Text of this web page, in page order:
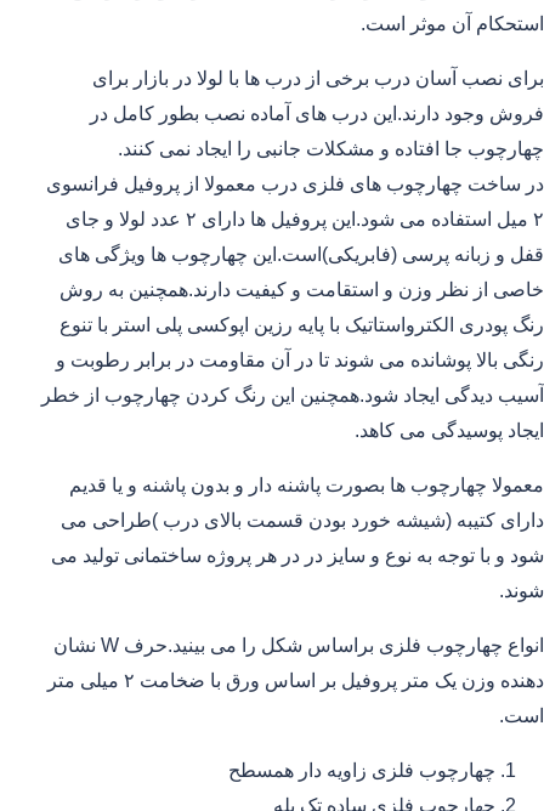
استحکام آن موثر است.
برای نصب آسان درب برخی از درب ها با لولا در بازار برای
فروش وجود دارند.این درب های آماده نصب بطور کامل در
چهارچوب جا افتاده و مشکلات جانبی را ایجاد نمی کنند.
در ساخت چهارچوب های فلزی درب معمولا از پروفیل فرانسوی
۲ میل استفاده می شود.این پروفیل ها دارای ۲ عدد لولا و جای
قفل و زبانه پرسی (فابریکی)است.این چهارچوب ها ویژگی های
خاصی از نظر وزن و استقامت و کیفیت دارند.همچنین به روش
رنگ پودری الکترواستاتیک با پایه رزین اپوکسی پلی استر با تنوع
رنگی بالا پوشانده می شوند تا در آن مقاومت در برابر رطوبت و
آسیب دیدگی ایجاد شود.همچنین این رنگ کردن چهارچوب از خطر
ایجاد پوسیدگی می کاهد.
معمولا چهارچوب ها بصورت پاشنه دار و بدون پاشنه و یا قدیم
دارای کتیبه (شیشه خورد بودن قسمت بالای درب )طراحی می
شود و با توجه به نوع و سایز در در هر پروژه ساختمانی تولید می
شوند.
انواع چهارچوب فلزی براساس شکل را می بینید.حرف W نشان
دهنده وزن یک متر پروفیل بر اساس ورق با ضخامت ۲ میلی متر
است.
چهارچوب فلزی زاویه دار همسطح
چهارچوب فلزی ساده تک پله